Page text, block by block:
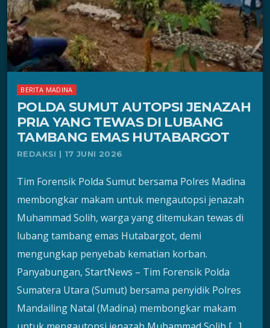
BERITA MADINA
POLDA SUMUT AUTOPSI JENAZAH
PRIA YANG TEWAS DI LUBANG
TAMBANG EMAS HUTABARGOT
REDAKSI | 17 JUNI 2026
Tim Forensik Polda Sumut bersama Polres Madina
membongkar makam untuk mengautopsi jenazah
Muhammad Solih, warga yang ditemukan tewas di
lubang tambang emas Hutabargot, demi
mengungkap penyebab kematian korban.
Panyabungan, StartNews – Tim Forensik Polda
Sumatera Utara (Sumut) bersama penyidik Polres
Mandailing Natal (Madina) membongkar makam